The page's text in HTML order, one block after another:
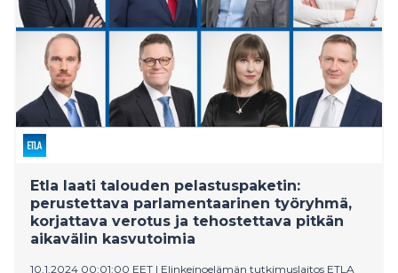
Etla laati talouden pelastuspaketin:
perustettava parlamentaarinen työryhmä,
korjattava verotus ja tehostettava pitkän
aikavälin kasvutoimia
10.1.2024 00:01:00 EET | Elinkeinoelämän tutkimuslaitos ETLA